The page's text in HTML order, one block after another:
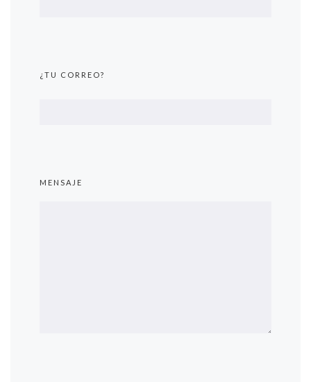
¿TU CORREO?
MENSAJE